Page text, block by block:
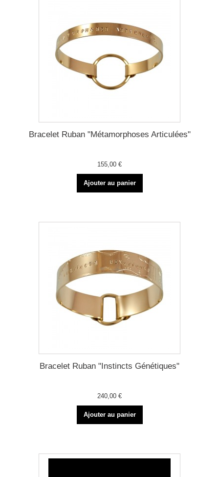
Bracelet Ruban "Métamorphoses Articulées"
155,00 €
Ajouter au panier
Bracelet Ruban "Instincts Génétiques"
240,00 €
Ajouter au panier